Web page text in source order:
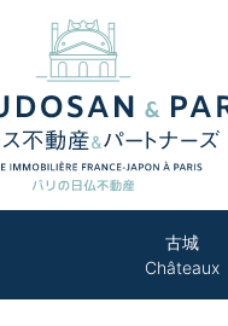
古城
Châteaux